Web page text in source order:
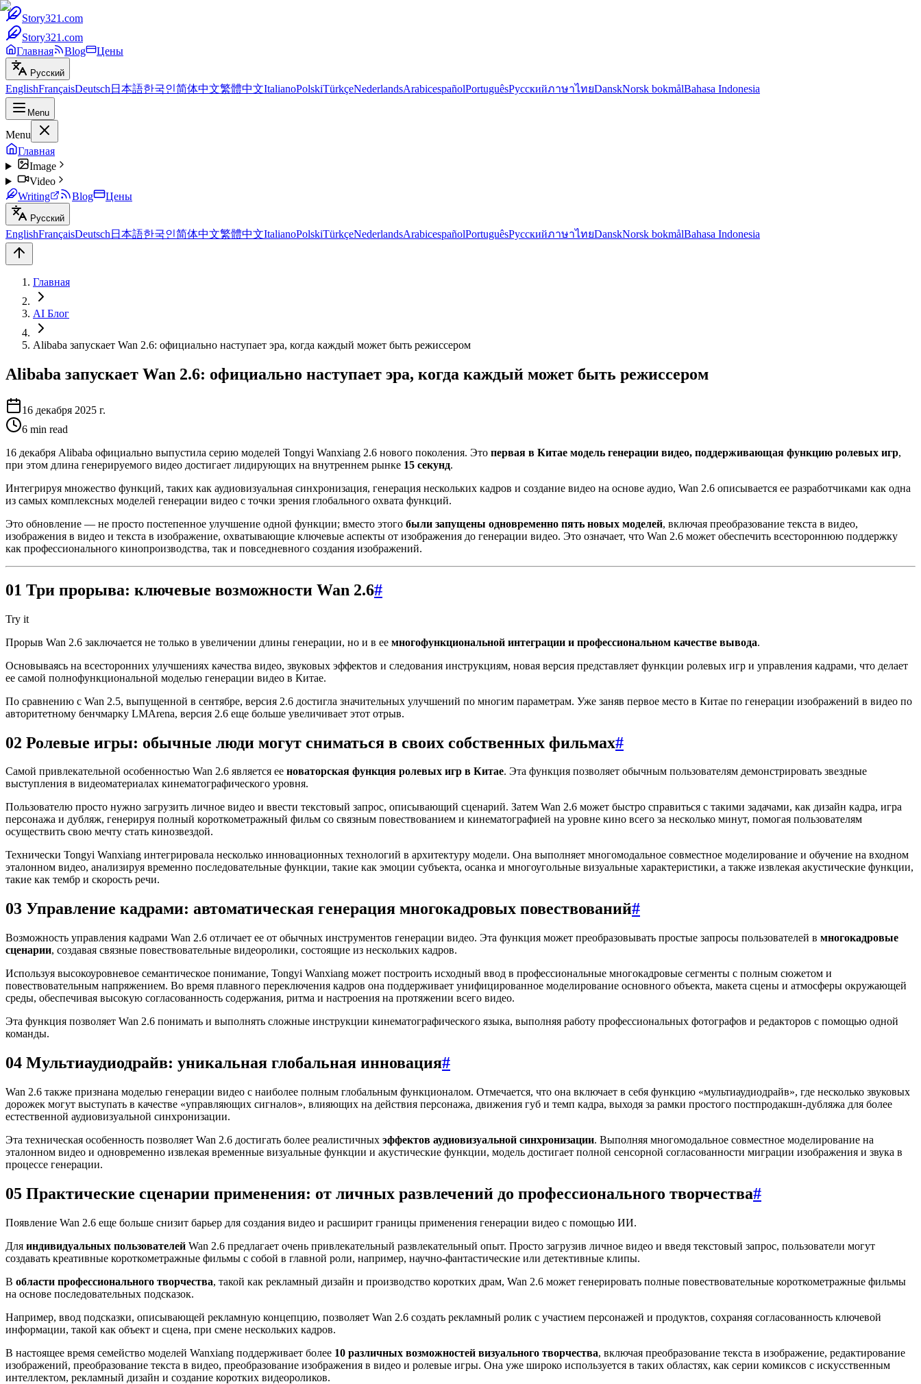
Story321.com
Story321.com
Главная
Blog Цены
Русский
EnglishFrançaisDeutsch 日本語한국인简体中文繁體中文ItalianoPolskiTürkçeNederlandsArabicespañolPortuguêsРусскийภาษาไทยDanskNorsk bokmålBahasa Indonesia
Menu
Menu
Главная
Image
Video
Writing
Blog Цены
Русский
EnglishFrançaisDeutsch 日本語한국인简体中文繁體中文ItalianoPolskiTürkçeNederlandsArabicespañolPortuguêsРусскийภาษาไทยDanskNorsk bokmålBahasa Indonesia
Главная
AI Блог
Alibaba запускает Wan 2.6: официально наступает эра, когда каждый может быть режиссером
Alibaba запускает Wan 2.6: официально наступает эра, когда каждый может быть режиссером
16 декабря 2025 г.
6 min read
16 декабря Alibaba официально выпустила серию моделей Tongyi Wanxiang 2.6 нового поколения. Это первая в Китае модель генерации видео, поддерживающая функцию ролевых игр,
при этом длина генерируемого видео достигает лидирующих на внутреннем рынке 15 секунд.
Интегрируя множество функций, таких как аудиовизуальная синхронизация, генерация нескольких кадров и создание видео на основе аудио, Wan 2.6 описывается ее разработчиками как одна
из самых комплексных моделей генерации видео с точки зрения глобального охвата функций.
Это обновление — не просто постепенное улучшение одной функции; вместо этого были запущены одновременно пять новых моделей, включая преобразование текста в видео,
изображения в видео и текста в изображение, охватывающие ключевые аспекты от изображения до генерации видео. Это означает, что Wan 2.6 может обеспечить всестороннюю поддержку
как профессионального кинопроизводства, так и повседневного создания изображений.
01 Три прорыва: ключевые возможности Wan 2.6#
Try it
Прорыв Wan 2.6 заключается не только в увеличении длины генерации, но и в ее многофункциональной интеграции и профессиональном качестве вывода.
Основываясь на всесторонних улучшениях качества видео, звуковых эффектов и следования инструкциям, новая версия представляет функции ролевых игр и управления кадрами, что делает
ее самой полнофункциональной моделью генерации видео в Китае.
По сравнению с Wan 2.5, выпущенной в сентябре, версия 2.6 достигла значительных улучшений по многим параметрам. Уже заняв первое место в Китае по генерации изображений в видео по
авторитетному бенчмарку LMArena, версия 2.6 еще больше увеличивает этот отрыв.
02 Ролевые игры: обычные люди могут сниматься в своих собственных фильмах#
Самой привлекательной особенностью Wan 2.6 является ее новаторская функция ролевых игр в Китае. Эта функция позволяет обычным пользователям демонстрировать звездные
выступления в видеоматериалах кинематографического уровня.
Пользователю просто нужно загрузить личное видео и ввести текстовый запрос, описывающий сценарий. Затем Wan 2.6 может быстро справиться с такими задачами, как дизайн кадра, игра
персонажа и дубляж, генерируя полный короткометражный фильм со связным повествованием и кинематографией на уровне кино всего за несколько минут, помогая пользователям
осуществить свою мечту стать кинозвездой.
Технически Tongyi Wanxiang интегрировала несколько инновационных технологий в архитектуру модели. Она выполняет многомодальное совместное моделирование и обучение на входном
эталонном видео, анализируя временно последовательные функции, такие как эмоции субъекта, осанка и многоугольные визуальные характеристики, а также извлекая акустические функции,
такие как тембр и скорость речи.
03 Управление кадрами: автоматическая генерация многокадровых повествований#
Возможность управления кадрами Wan 2.6 отличает ее от обычных инструментов генерации видео. Эта функция может преобразовывать простые запросы пользователей в многокадровые
сценарии, создавая связные повествовательные видеоролики, состоящие из нескольких кадров.
Используя высокоуровневое семантическое понимание, Tongyi Wanxiang может построить исходный ввод в профессиональные многокадровые сегменты с полным сюжетом и
повествовательным напряжением. Во время плавного переключения кадров она поддерживает унифицированное моделирование основного объекта, макета сцены и атмосферы окружающей
среды, обеспечивая высокую согласованность содержания, ритма и настроения на протяжении всего видео.
Эта функция позволяет Wan 2.6 понимать и выполнять сложные инструкции кинематографического языка, выполняя работу профессиональных фотографов и редакторов с помощью одной
команды.
04 Мультиаудиодрайв: уникальная глобальная инновация#
Wan 2.6 также признана моделью генерации видео с наиболее полным глобальным функционалом. Отмечается, что она включает в себя функцию «мультиаудиодрайв», где несколько звуковых
дорожек могут выступать в качестве «управляющих сигналов», влияющих на действия персонажа, движения губ и темп кадра, выходя за рамки простого постпродакшн-дубляжа для более
естественной аудиовизуальной синхронизации.
Эта техническая особенность позволяет Wan 2.6 достигать более реалистичных эффектов аудиовизуальной синхронизации. Выполняя многомодальное совместное моделирование на
эталонном видео и одновременно извлекая временные визуальные функции и акустические функции, модель достигает полной сенсорной согласованности миграции изображения и звука в
процессе генерации.
05 Практические сценарии применения: от личных развлечений до профессионального творчества#
Появление Wan 2.6 еще больше снизит барьер для создания видео и расширит границы применения генерации видео с помощью ИИ.
Для индивидуальных пользователей Wan 2.6 предлагает очень привлекательный развлекательный опыт. Просто загрузив личное видео и введя текстовый запрос, пользователи могут
создавать креативные короткометражные фильмы с собой в главной роли, например, научно-фантастические или детективные клипы.
В области профессионального творчества, такой как рекламный дизайн и производство коротких драм, Wan 2.6 может генерировать полные повествовательные короткометражные фильмы
на основе последовательных подсказок.
Например, ввод подсказки, описывающей рекламную концепцию, позволяет Wan 2.6 создать рекламный ролик с участием персонажей и продуктов, сохраняя согласованность ключевой
информации, такой как объект и сцена, при смене нескольких кадров.
В настоящее время семейство моделей Wanxiang поддерживает более 10 различных возможностей визуального творчества, включая преобразование текста в изображение, редактирование
изображений, преобразование текста в видео, преобразование изображения в видео и ролевые игры. Она уже широко используется в таких областях, как серии комиксов с искусственным
интеллектом, рекламный дизайн и создание коротких видеороликов.